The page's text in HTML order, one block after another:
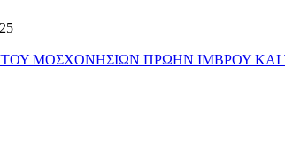
ΜΟΣΧΟΝΗΣΙΩΝ ΠΡΩΗΝ ΙΜΒΡΟΥ